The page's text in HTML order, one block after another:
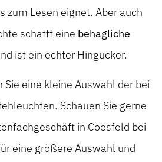
zum Lesen eignet. Aber auch
schafft eine behagliche
ist ein echter Hingucker.
eine kleine Auswahl der bei
Schauen Sie gerne
in Coesfeld bei
eine größere Auswahl und